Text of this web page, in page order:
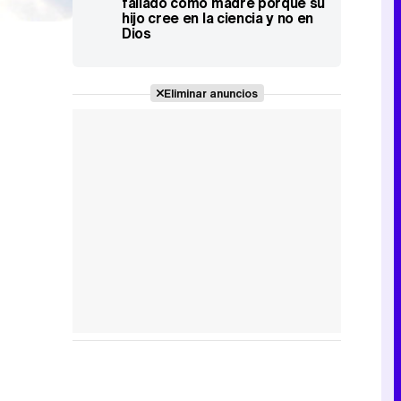
hijo cree en la ciencia y no en
Dios
Eliminar anuncios